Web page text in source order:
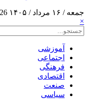
جمعه / ۱۶ مرداد / ۱۴۰۵
×
آموزشی
اجتماعی
فرهنگی
اقتصادی
صنعت
سیاسی